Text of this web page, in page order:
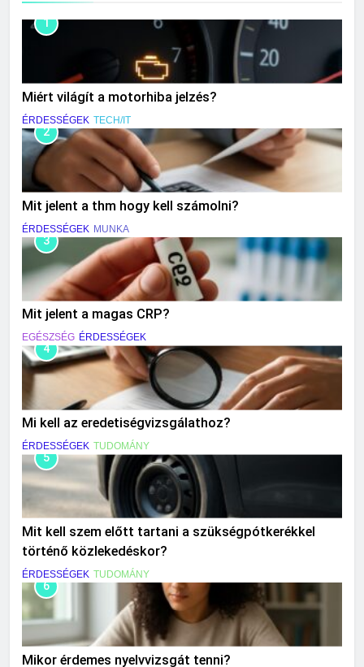
1
Miért világít a motorhiba jelzés?
ÉRDESSÉGEK TECH/IT
2
Mit jelent a thm hogy kell számolni?
ÉRDESSÉGEK MUNKA
3
Mit jelent a magas CRP?
EGÉSZSÉG ÉRDESSÉGEK
4
Mi kell az eredetiségvizsgálathoz?
ÉRDESSÉGEK TUDOMÁNY
5
Mit kell szem előtt tartani a szükségpótkerékkel
történő közlekedéskor?
ÉRDESSÉGEK TUDOMÁNY
6
Mikor érdemes nyelvvizsgát tenni?